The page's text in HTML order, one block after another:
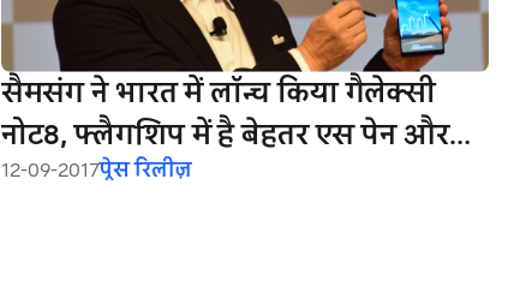
सैमसंग ने भारत में लॉन्च किया गैलेक्सी
नोट8, फ्लैगशिप में है बेहतर एस पेन और
शानदार डुअल कैमरा
12-09-2017प्रेस रिलीज़